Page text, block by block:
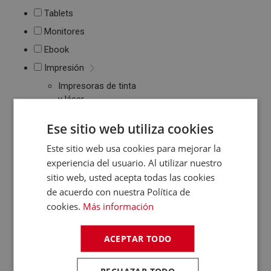
Tablets
Monitores
Ebook
Impresión
Impresoras de tinta
y láser
Cartuchos de tinta y
Periféricos
Teclados
WebCams y
Micrófonos
Almacenamiento
Pendrive y Tarjetas
de Memoria
Discos duros
Ese sitio web utiliza cookies
Este sitio web usa cookies para mejorar la
experiencia del usuario. Al utilizar nuestro
sitio web, usted acepta todas las cookies
de acuerdo con nuestra Política de
cookies. Más información
ACEPTAR TODO